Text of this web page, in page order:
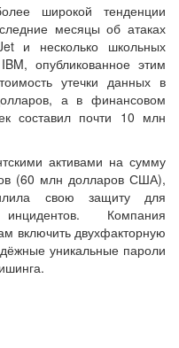
широкой тенденции
месяцы об атаках
и несколько школьных
опубликованное этим
утечки данных в
а в финансовом
составил почти 10 млн
активами на сумму
(60 млн долларов США),
свою защиту для
Компания
включить двухфакторную
уникальные пароли